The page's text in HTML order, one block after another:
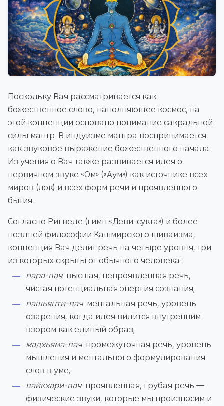
Поскольку Вач рассматривается как
божественное слово, наполняющее космос, на
этой концепции основано понимание сакральной
силы мантр. В индуизме мантра воспринимается
как звуковое выражение божественного начала.
Из учения о Вач также развивается идея о
первичном звуке «Ом» («Аум») как источнике всех
миров (лок) и всех форм речи и проявленного
бытия.
Согласно Ригведе (гимн «Деви-сукта») и более
поздней философии Кашмирского шиваизма,
концепция Вач делит речь на четыре уровня, три
из которых скрыты от обычного человека:
пара-вач: высшая, непроявленная речь,
чистая потенциальная энергия сознания;
пашьянти-вач: ментальная речь, уровень
озарения, когда идея видится внутренним
взором как единый образ;
мадхьяма-вач: промежуточная речь, уровень
мышления и ментального формулирования
слов в уме;
вайкхари-вач: проявленная, грубая речь —
физические звуки, которые мы произносим и